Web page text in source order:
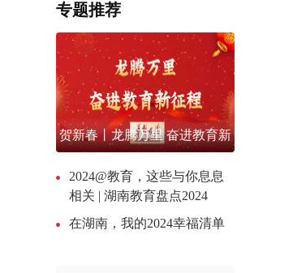
专题推荐
贺新春丨龙腾万里 奋进教育新
征程
2024@教育，这些与你息息
相关 | 湖南教育盘点2024
在湖南，我的2024幸福清单